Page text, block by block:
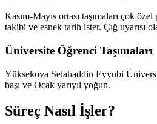
Kasım-Mayıs ortası taşımaları çok
takibi ve esnek tarih ister. Çığ uyarısı
Üniversite Öğrenci Taşımaları
Yüksekova Selahaddin Eyyubi
başı ve Ocak yarıyıl yoğun.
Süreç Nasıl İşler?